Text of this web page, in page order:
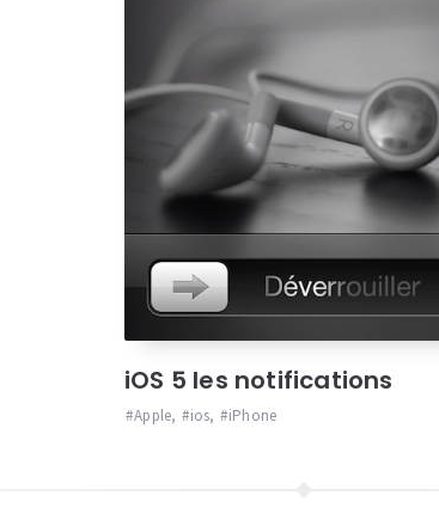
iOS 5 les notifications
Apple, ios, iPhone